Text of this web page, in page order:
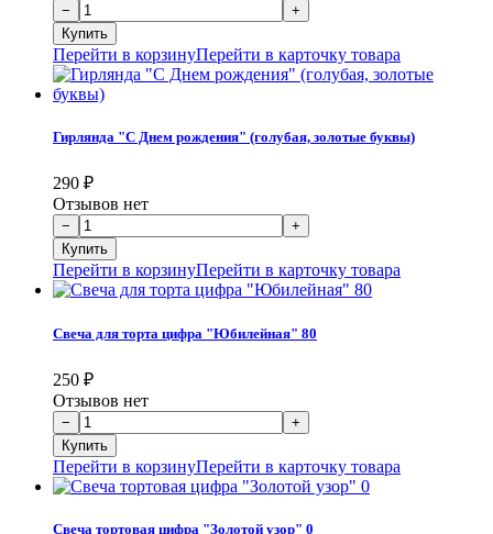
Перейти в корзинуПерейти в карточку товара
Гирлянда "С Днем рождения" (голубая, золотые буквы)
290 ₽
Отзывов нет
Перейти в корзинуПерейти в карточку товара
Свеча для торта цифра "Юбилейная" 80
250 ₽
Отзывов нет
Перейти в корзинуПерейти в карточку товара
Свеча тортовая цифра "Золотой узор" 0